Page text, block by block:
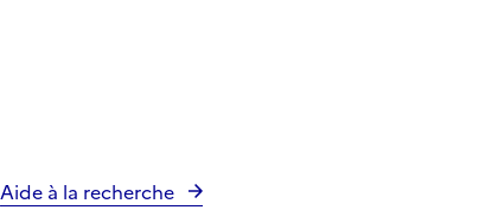
Aide à la recherche